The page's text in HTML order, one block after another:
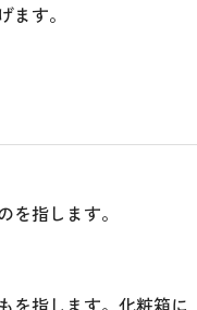
す。
指します。